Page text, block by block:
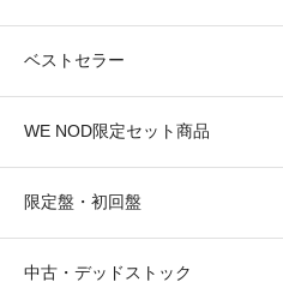
ベストセラー
WE NOD限定セット商品
限定盤・初回盤
中古・デッドストック